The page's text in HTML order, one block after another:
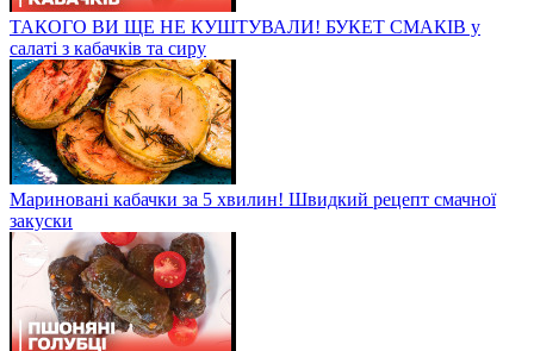
ТАКОГО ВИ ЩЕ НЕ КУШТУВАЛИ! БУКЕТ СМАКІВ у
салаті з кабачків та сиру
Мариновані кабачки за 5 хвилин! Швидкий рецепт смачної
закуски